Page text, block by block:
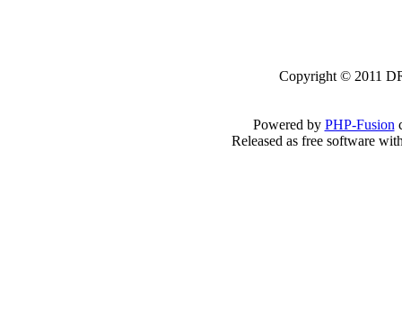
Copyright © 2011
Powered by PHP-Fusion
Released as free software